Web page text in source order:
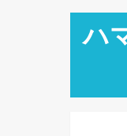
ハ